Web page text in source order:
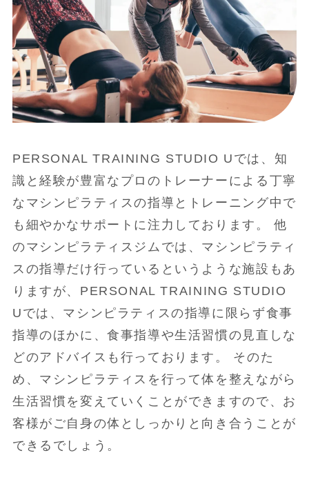
PERSONAL TRAINING STUDIO Uでは、知
識と経験が豊富なプロのトレーナーによる丁寧
なマシンピラティスの指導とトレーニング中で
も細やかなサポートに注力しております。 他
のマシンピラティスジムでは、マシンピラティ
スの指導だけ行っているというような施設もあ
りますが、PERSONAL TRAINING STUDIO
Uでは、マシンピラティスの指導に限らず食事
指導のほかに、食事指導や生活習慣の見直しな
どのアドバイスも行っております。 そのた
め、マシンピラティスを行って体を整えながら
生活習慣を変えていくことができますので、お
客様がご自身の体としっかりと向き合うことが
できるでしょう。